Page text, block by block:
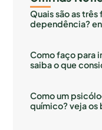
Quais são as
dependência?
Como faço para
saiba o que
Como um
químico? veja os